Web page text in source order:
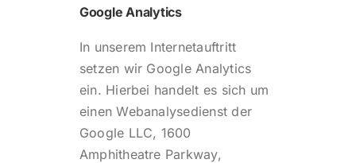
Google Analytics
In unserem Internetauftritt
setzen wir Google Analytics
ein. Hierbei handelt es sich um
einen Webanalysedienst der
Google LLC, 1600
Amphitheatre Parkway,